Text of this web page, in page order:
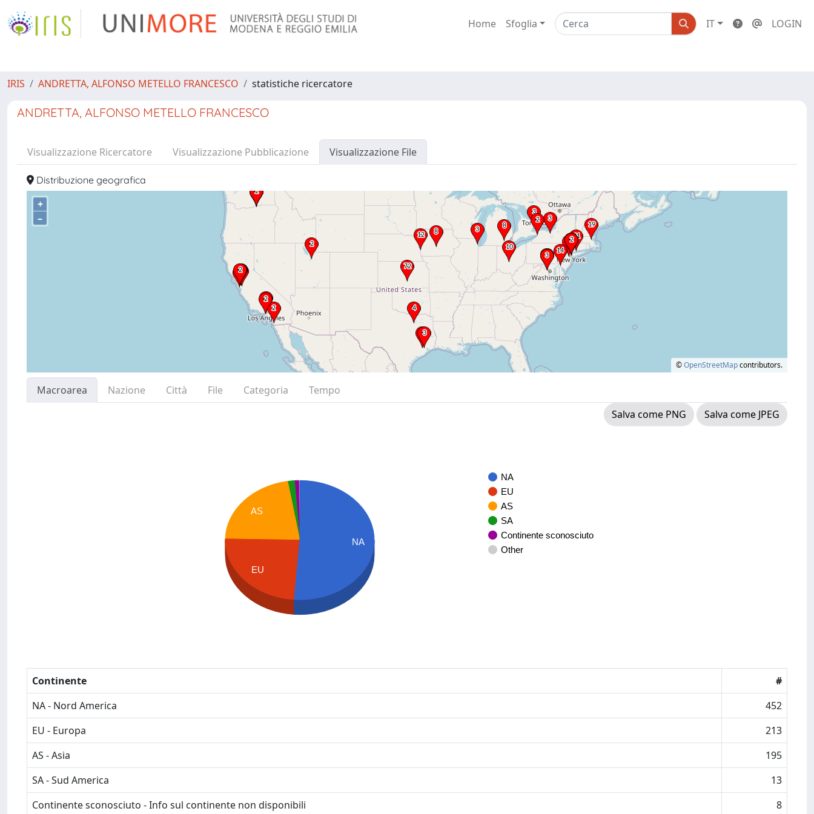
Home Sfoglia IT LOGIN
IRIS ANDRETTA, ALFONSO METELLO FRANCESCO statistiche ricercatore
ANDRETTA, ALFONSO METELLO FRANCESCO
Visualizzazione Ricercatore Visualizzazione Pubblicazione Visualizzazione File
Distribuzione geografica
+
–
©OpenStreetMapcontributors.
Macroarea Nazione Città File Categoria
Tempo
Salva come PNG
Salva come JPEG
NA
EU
AS
SA
Continente sconosciuto
Other
AS
EU
NA
Continente
#
NA - Nord America
452
EU - Europa
213
AS - Asia
195
SA - Sud America
13
Continente sconosciuto - Info sul continente non disponibili
8